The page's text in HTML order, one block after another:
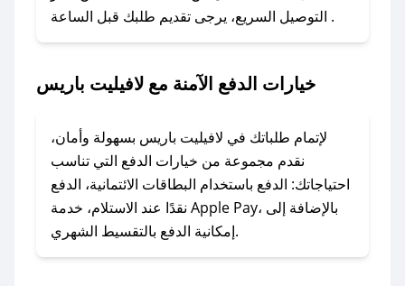
### كيفية استخدام كود خصم لافيليت باريس؟
1. انسخ كود الخصم من تطبيق صحصح.
باريس.
### ماذا أفعل إذا لم يعمل كود الخصم؟
لا تقلق! يمكنك التواصل مع فريق دعم صحصح عبر
الرسائل الخاصة على تويتر أو البريد الإلكتروني،
وسنقوم بحل المشكلة في أسرع وقت ممكن.
### ماذا أفعل إذا لم أجد كود خصم لمتجري
التوصيل السريع، يرجى تقديم طلبك قبل الساعة .
خيارات الدفع الآمنة مع لافيليت باريس
لإتمام طلباتك في لافيليت باريس بسهولة وأمان،
نقدم مجموعة من خيارات الدفع التي تناسب
احتياجاتك: الدفع باستخدام البطاقات الائتمانية، الدفع
نقدًا عند الاستلام، خدمة Apple Pay، بالإضافة إلى
إمكانية الدفع بالتقسيط الشهري.